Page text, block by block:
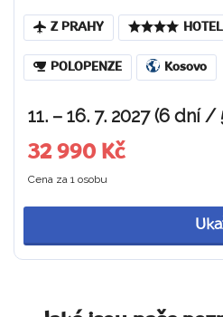
Z PRAHY
POLOPENZE Kosovo
11. – 16. 7. 2027 (6 dní /
32 990 Kč
Cena za 1 osobu